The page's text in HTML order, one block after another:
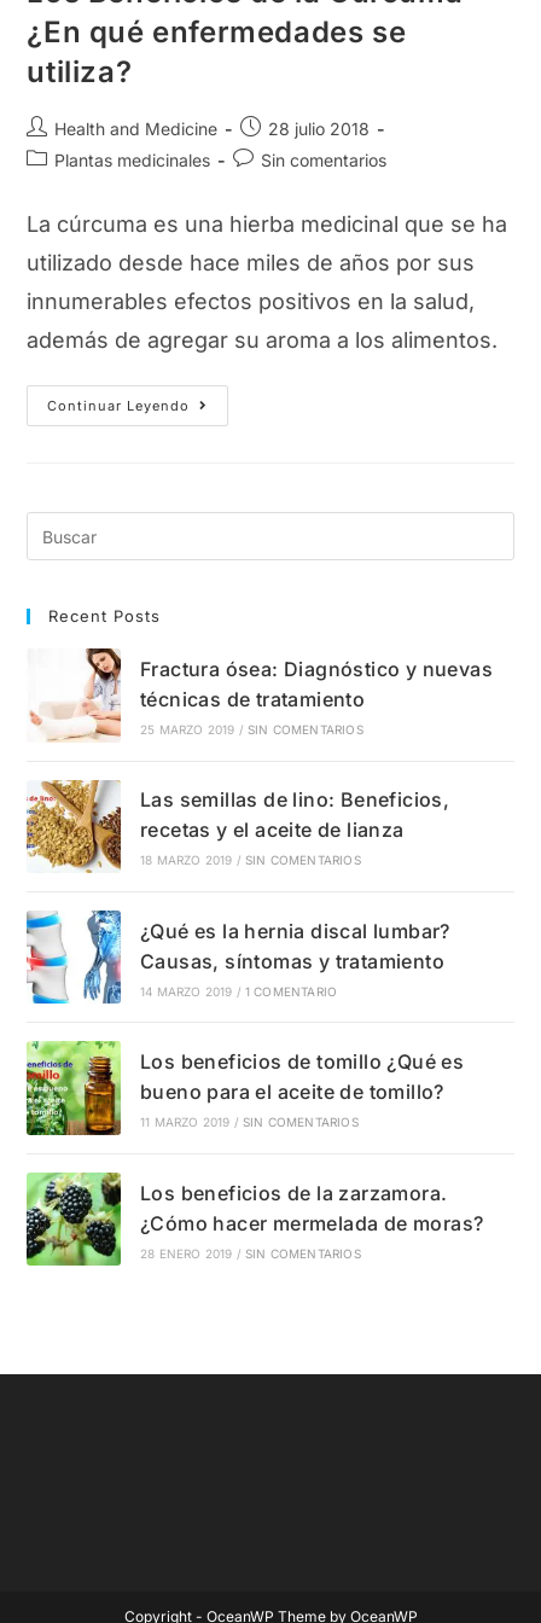
¿En qué enfermedades se
utiliza?
Autor
de
Health and Medicine
Publicación
de
28 julio 2018
Categoría
entrada:
Plantas medicinales
Comentarios
entrada:
Sin comentarios
La cúrcuma es una hierba medicinal que se ha
utilizado desde hace miles de años por sus
innumerables efectos positivos en la salud,
además de agregar su aroma a los alimentos.
Continuar Leyendo
Los
Beneficios
Utiliza?
Recent Posts
Fractura ósea: Diagnóstico y nuevas
técnicas de tratamiento
25 MARZO 2019 / SIN COMENTARIOS
Las semillas de lino: Beneficios,
recetas y el aceite de lianza
18 MARZO 2019 / SIN COMENTARIOS
¿Qué es la hernia discal lumbar?
Causas, síntomas y tratamiento
14 MARZO 2019 / 1 COMENTARIO
Los beneficios de tomillo ¿Qué es
bueno para el aceite de tomillo?
11 MARZO 2019 / SIN COMENTARIOS
Los beneficios de la zarzamora.
¿Cómo hacer mermelada de moras?
28 ENERO 2019 / SIN COMENTARIOS
Copyright - OceanWP Theme by OceanWP